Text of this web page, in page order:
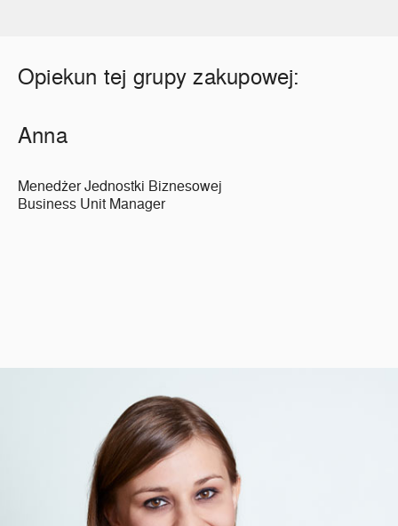
Opiekun tej grupy zakupowej:
Anna
Menedżer Jednostki Biznesowej
Business Unit Manager